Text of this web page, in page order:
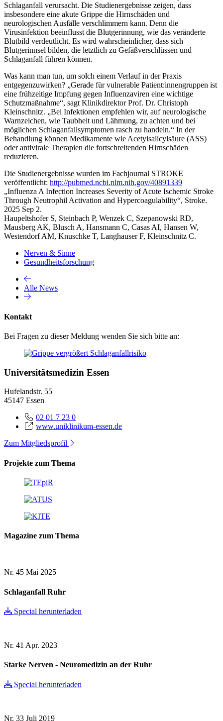
Schlaganfall verursacht. Die Studienergebnisse zeigen, dass
insbesondere eine akute Grippe die Hirnschäden und
neurologischen Ausfälle verschlimmern kann. Denn die
Virusinfektion beeinflusst die Blutgerinnung, wie das veränderte
Blutbild verdeutlicht. Es wird wahrscheinlicher, dass sich
Blutgerinnsel bilden, die letztlich zu Gefäßverschlüssen und
Schlaganfall führen können.
Was kann man tun, um solch einem Verlauf in der Praxis
entgegenzuwirken? „Gerade für vulnerable Patient:innengruppen ist
eine frühzeitige Impfung gegen Influenzaviren eine wichtige
Schutzmaßnahme“, sagt Klinikdirektor Prof. Dr. Christoph
Kleinschnitz. „Bei Infektionen empfehlen wir, auf neurologische
Warnzeichen, wie Taubheit und Lähmung, zu achten und bei
möglichen Schlaganfallsymptomen rasch zu handeln.“ In der
Behandlung können Medikamente wie Acetylsalicylsäure (ASS)
oder antivirale Therapien die fortschreitenden Hirnschäden
reduzieren.
Die Studienergebnisse wurden im Fachjournal STROKE
veröffentlicht: http://pubmed.ncbi.nlm.nih.gov/40891339
„Influenza A Infection Increases Severity of Acute Ischemic Stroke
Through Neutrophil Activation and Hypercoagulability“, Stroke.
2025 Sep 2.
Haupeltshofer S, Steinbach P, Wenzek C, Szepanowski RD,
Mausberg AK, Blusch A, Hansmann C, Casas AI, Hansen W,
Westendorf AM, Knuschke T, Langhauser F, Kleinschnitz C.
Nerven & Sinne
Gesundheitsforschung
Alle News
Kontakt
Bei Fragen zu dieser Meldung wenden Sie sich bitte an:
Universitätsmedizin Essen
Hufelandstr. 55
45147 Essen
02 01 7 23 0
www.uniklinikum-essen.de
Zum Mitgliedsprofil
Projekte zum Thema
Magazine zum Thema
Nr. 45 Mai 2025
Schlaganfall Ruhr
Special herunterladen
Nr. 41 Apr. 2023
Starke Nerven - Neuromedizin an der Ruhr
Special herunterladen
Nr. 33 Juli 2019